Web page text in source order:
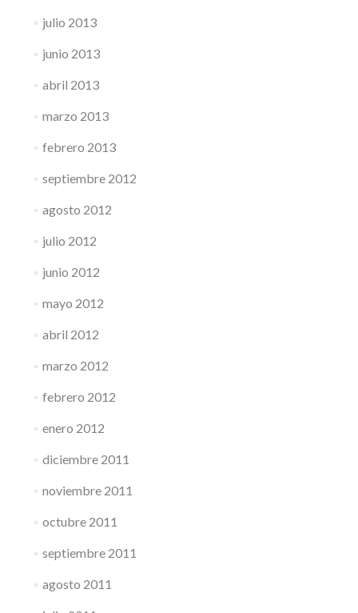
julio 2013
junio 2013
abril 2013
marzo 2013
febrero 2013
septiembre 2012
agosto 2012
julio 2012
junio 2012
mayo 2012
abril 2012
marzo 2012
febrero 2012
enero 2012
diciembre 2011
noviembre 2011
octubre 2011
septiembre 2011
agosto 2011